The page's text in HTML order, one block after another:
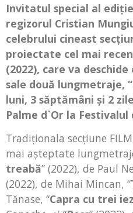
Invitatul special al
regizorul Cristian
celebrului cineast
proiectate cel mai
(2022), care va
sale două lungmetraje,
luni, 3 săptămâni şi 2
Palme d`Or la Festivalul
Tradiţionala secţiune
mai aşteptate
treabă” (2022), de Paul
(2022), de Mihai Mincan, “
Tănase, “Capra cu trei